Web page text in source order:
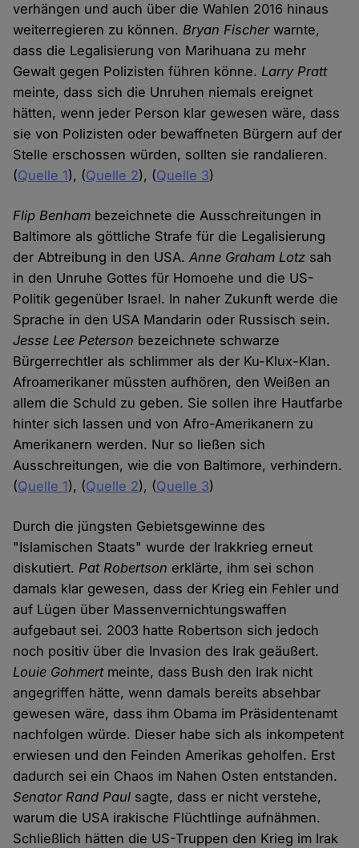
verhängen und auch über die Wahlen 2016 hinaus
weiterregieren zu können.Bryan Fischerwarnte,
dass die Legalisierung von Marihuana zu mehr
Gewalt gegen Polizisten führen könne.Larry Pratt
meinte, dass sich die Unruhen niemals ereignet
hätten, wenn jeder Person klar gewesen wäre, dass
sie von Polizisten oder bewaffneten Bürgern auf der
Stelle erschossen würden, sollten sie randalieren.
(Quelle 1), (Quelle 2), (Quelle 3)
Flip Benham bezeichnete die Ausschreitungen in
Baltimore als göttliche Strafe für die Legalisierung
der Abtreibung in den USA.Anne Graham Lotz sah
in den Unruhe Gottes für Homoehe und die US-
Politik gegenüber Israel. In naher Zukunft werde die
Sprache in den USA Mandarin oder Russisch sein.
Jesse Lee Peterson bezeichnete schwarze
Bürgerrechtler als schlimmer als der Ku-Klux-Klan.
Afroamerikaner müssten aufhören, den Weißen an
allem die Schuld zu geben. Sie sollen ihre Hautfarbe
hinter sich lassen und von Afro-Amerikanern zu
Amerikanern werden. Nur so ließen sich
Ausschreitungen, wie die von Baltimore, verhindern.
(Quelle 1), (Quelle 2), (Quelle 3)
Durch die jüngsten Gebietsgewinne des
"Islamischen Staats" wurde der Irakkrieg erneut
diskutiert.Pat Robertson erklärte, ihm sei schon
damals klar gewesen, dass der Krieg ein Fehler und
auf Lügen über Massenvernichtungswaffen
aufgebaut sei. 2003 hatte Robertson sich jedoch
noch positiv über die Invasion des Irak geäußert.
Louie Gohmertmeinte, dass Bush den Irak nicht
angegriffen hätte, wenn damals bereits absehbar
gewesen wäre, dass ihm Obama im Präsidentenamt
nachfolgen würde. Dieser habe sich als inkompetent
erwiesen und den Feinden Amerikas geholfen. Erst
dadurch sei ein Chaos im Nahen Osten entstanden.
Senator Rand Paul sagte, dass er nicht verstehe,
warum die USA irakische Flüchtlinge aufnähmen.
Schließlich hätten die US-Truppen den Krieg im Irak